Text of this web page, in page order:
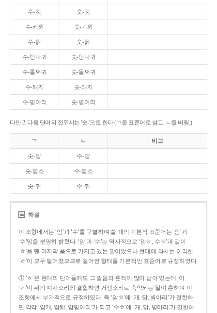
수-컷 숫-것
수-키와 숫-기와
수-탉 숫-닭
수-탕나귀 숫-당나귀
수-톨쩌귀 숫-돌쩌귀
수-퇘지 숫-돼지
수-평아리 숫-병아리
다만 2. 다음 단어의 접두사는 '숫-'으로 한다.(ㄱ을 표준어로 삼고, ㄴ을 버림.)
ㄱ ㄴ 비고
숫-양 수-양
숫-염소 수-염소
숫-쥐 수-쥐
해설
이 조항에서는 ‘암’과 ‘수’를 구별하여 쓸 때의 기본적 표준어는 ‘암’과
‘수’임을 분명히 밝혔다. ‘암’과 ‘수’는 역사적으로 ‘암ㅎ, 수ㅎ’과 같이
‘ㅎ’을 맨 마지막 음으로 가지고 있는 말이었으나 현대에 와서는 이러한
‘ㅎ’이 모두 떨어졌으므로 떨어진 형태를 기본적인 표준어로 규정하였다.
① ‘ㅎ’은 현대의 단어들에도 그 발음의 흔적이 많이 남아 있는데, 이
‘ㅎ’이 뒤의 예사소리와 결합하면 거센소리로 축약되는 일이 흔하여 이
조항에서 부가적으로 규정하였다. 즉 ‘암ㅎ’에 ‘개, 닭, 병아리’가 결합하
면 각각 ‘암캐, 암탉, 암평아리’가 되고 ‘수ㅎ’에 ‘개, 닭, 병아리’가 결합하